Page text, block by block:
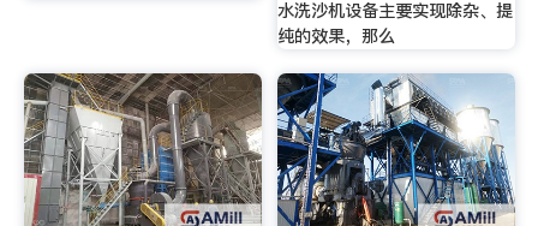
水洗沙机设备主要实现除杂、提
纯的效果，那么